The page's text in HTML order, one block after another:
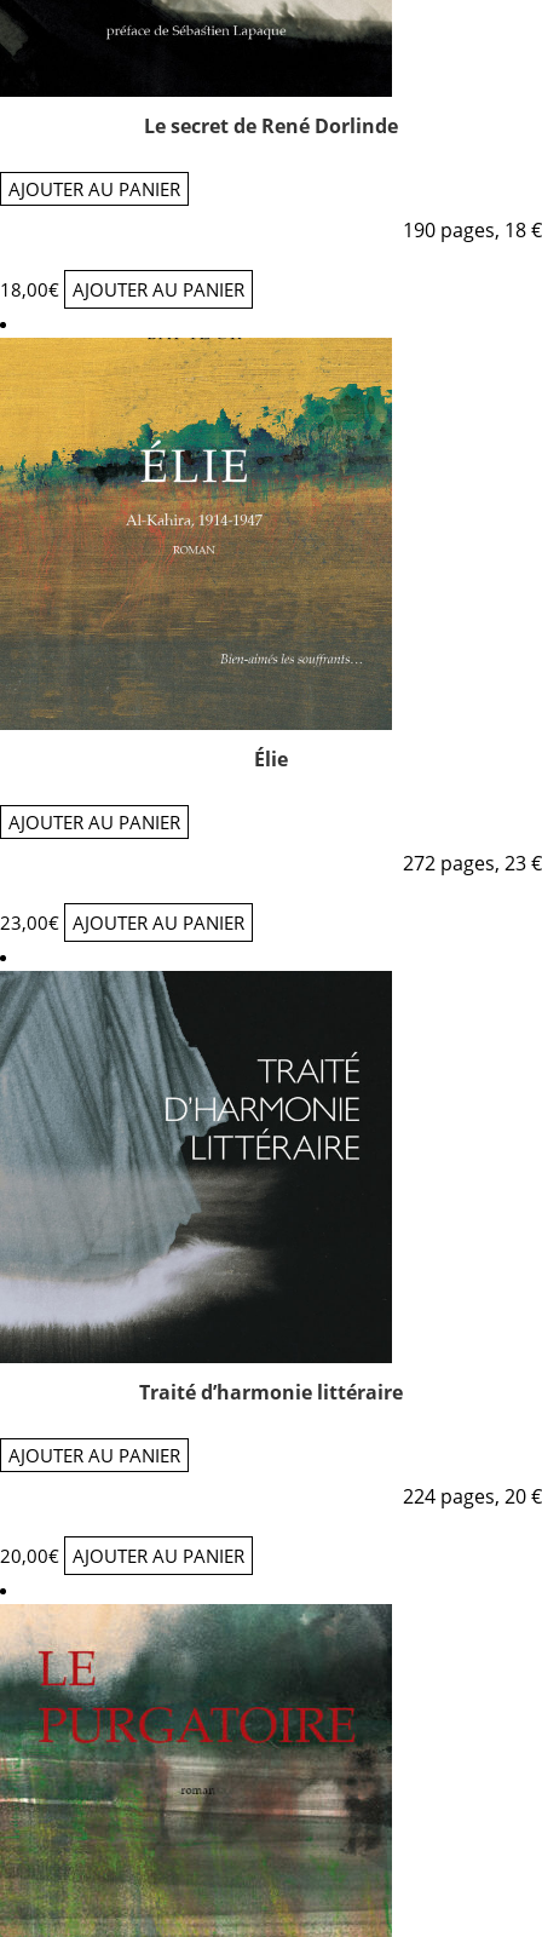
Le secret de René Dorlinde
AJOUTER AU PANIER
190 pages, 18 €
18,00€ AJOUTER AU PANIER
Élie
AJOUTER AU PANIER
272 pages, 23 €
23,00€ AJOUTER AU PANIER
Traité d’harmonie littéraire
AJOUTER AU PANIER
224 pages, 20 €
20,00€ AJOUTER AU PANIER